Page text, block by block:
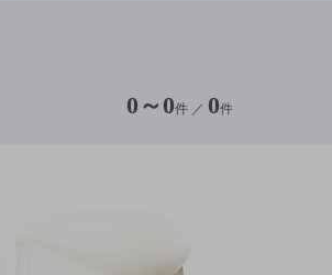
0 ～ 0件 ／ 0件